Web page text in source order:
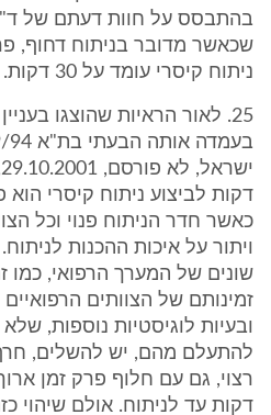
בהתבסס על חוות דעתם של ד"ר
שכאשר מדובר בניתוח דחוף,
ניתוח קיסרי עומד על 30 דקות.
25. לאור הראיות שהוצגו
דקות לביצוע ניתוח קיסרי הוא
כאשר חדר הניתוח פנוי וכל
ויתור על איכות ההכנות
שונים של המערך הרפואי, כמו
זמינותם של הצוותים
ובעיות לוגיסטיות נוספות,
להתעלם מהם, יש להשלים,
דקות עד לניתוח. אולם שיהוי